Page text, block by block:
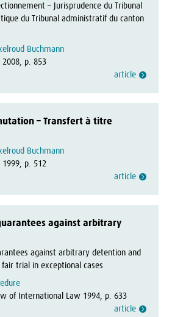
– Jurisprudence du Tribunal
du Tribunal administratif du canton
Buchmann
2008, p. 853
article
– Transfert à titre
Buchmann
1999, p. 512
article
against arbitrary
against arbitrary detention and
trial in exceptional cases
of International Law 1994, p. 633
article